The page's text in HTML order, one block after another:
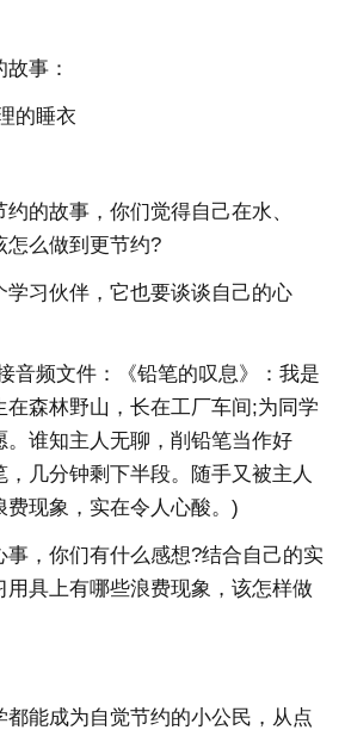
事：
的睡衣
的故事，你们觉得自己在水、
怎么做到更节约?
学习伙伴，它也要谈谈自己的心
音频文件：《铅笔的叹息》：我是
在森林野山，长在工厂车间;为同学
。谁知主人无聊，削铅笔当作好
几分钟剩下半段。随手又被主人
费现象，实在令人心酸。)
事，你们有什么感想?结合自己的实
用具上有哪些浪费现象，该怎样做
都能成为自觉节约的小公民，从点